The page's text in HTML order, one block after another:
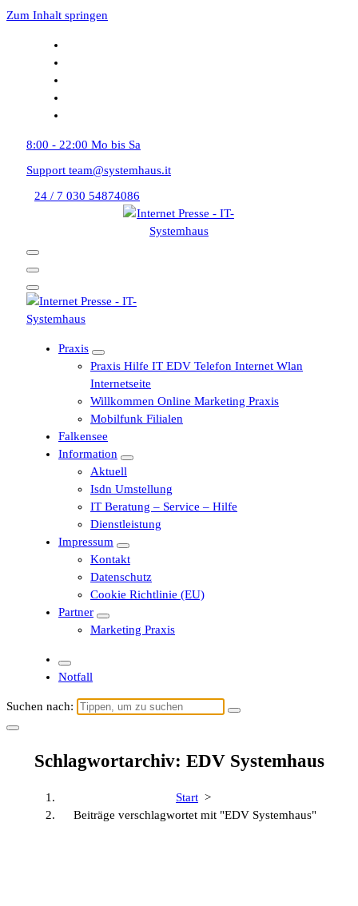
Zum Inhalt springen
8:00 - 22:00 Mo bis Sa
Support team@systemhaus.it
24 / 7 030 54874086
Praxis
Praxis Hilfe IT EDV Telefon Internet Wlan
Internetseite
Willkommen Online Marketing Praxis
Mobilfunk Filialen
Falkensee
Information
Aktuell
Isdn Umstellung
IT Beratung – Service – Hilfe
Dienstleistung
Impressum
Kontakt
Datenschutz
Cookie Richtlinie (EU)
Partner
Marketing Praxis
Notfall
Suchen nach:
Schlagwortarchiv: EDV Systemhaus
Start >
Beiträge verschlagwortet mit "EDV Systemhaus"